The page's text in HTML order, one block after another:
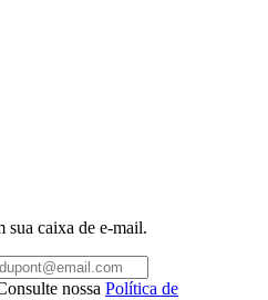
sua caixa de e-mail.
nossa Política de